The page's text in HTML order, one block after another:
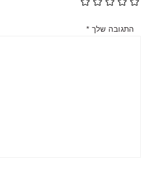
התגובה שלך *